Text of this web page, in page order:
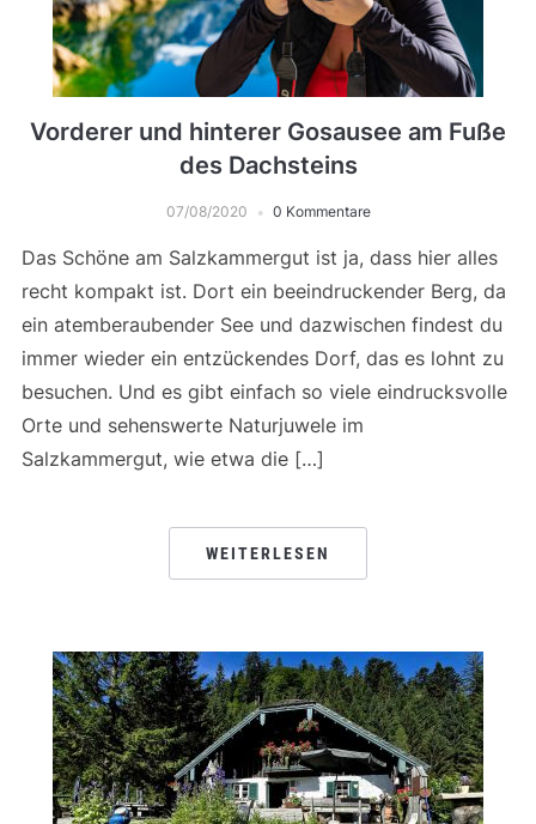
Vorderer und hinterer Gosausee am Fuße
des Dachsteins
07/08/2020 0 Kommentare
Das Schöne am Salzkammergut ist ja, dass hier alles
recht kompakt ist. Dort ein beeindruckender Berg, da
ein atemberaubender See und dazwischen findest du
immer wieder ein entzückendes Dorf, das es lohnt zu
besuchen. Und es gibt einfach so viele eindrucksvolle
Orte und sehenswerte Naturjuwele im
Salzkammergut, wie etwa die […]
WEITERLESEN